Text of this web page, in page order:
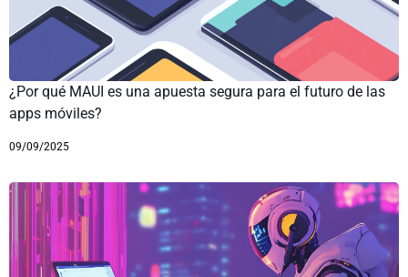
¿Por qué MAUI es una apuesta segura para el futuro de las
apps móviles?
09/09/2025